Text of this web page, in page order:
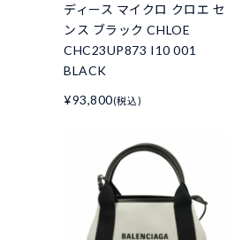
ディース マイクロ クロエ セ
ンス ブラック CHLOE
CHC23UP873 I10 001
BLACK
¥93,800(税込)